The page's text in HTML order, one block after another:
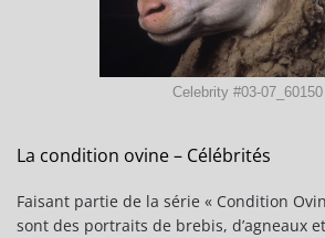
Celebrity #03-07_60150
La condition ovine – Célébrités
Faisant partie de la série « Condition
sont des portraits de brebis, d’agneaux